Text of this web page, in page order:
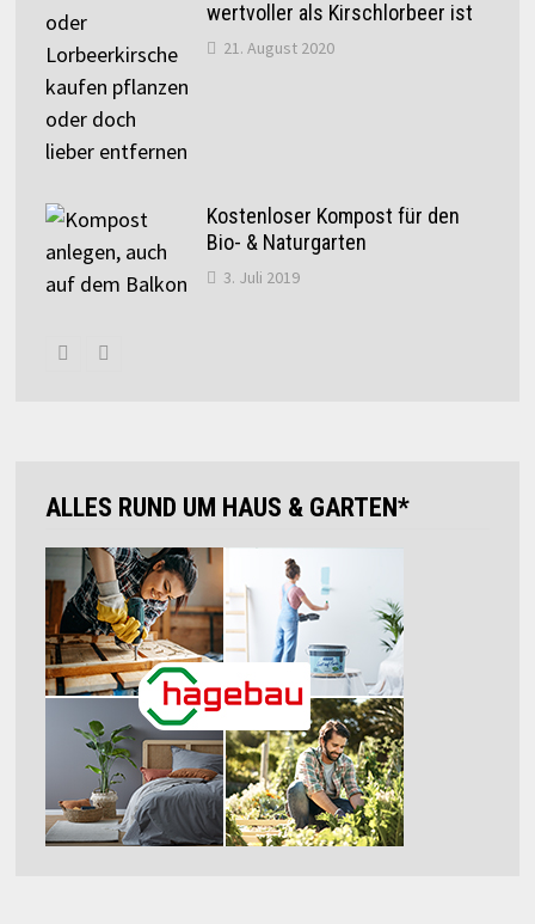
wertvoller als Kirschlorbeer ist
21. August 2020
Kostenloser Kompost für den
Bio- & Naturgarten
3. Juli 2019
ALLES RUND UM HAUS & GARTEN*